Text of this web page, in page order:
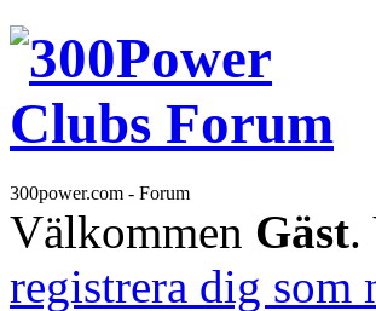
300power.com - Forum
Välkommen Gäst.
registrera dig som